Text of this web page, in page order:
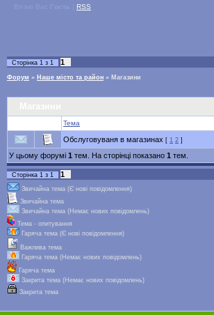
RSS
Сторінка 1 з 1 1
Форум » Наше місто та район » Магазини
Тема
Обслуговуваня в магазинах [ 1 2 ]
У цьому форумі 1 тем. На сторінці показано 1 тем.
Сторінка 1 з 1 1
Звичайна тема (Є нові повідомлення)
Звичайна тема
Звичайна тема (Немає нових повідомлень)
Тема - опитування
Гаряча тема (Є нові повідомлення)
Важлива тема
Гаряча тема (Немає нових повідомлень)
Гаряча тема
Закрита тема (Немає нових повідомлень)
Закрита тема